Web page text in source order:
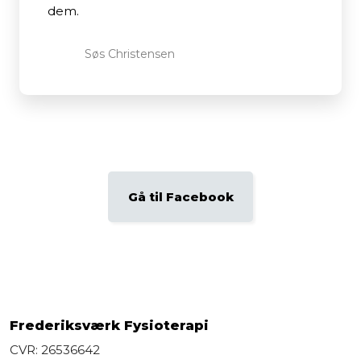
dem.
Søs Christensen​
Gå til Facebook​
Frederiksværk Fysioterapi
CVR: 26536642